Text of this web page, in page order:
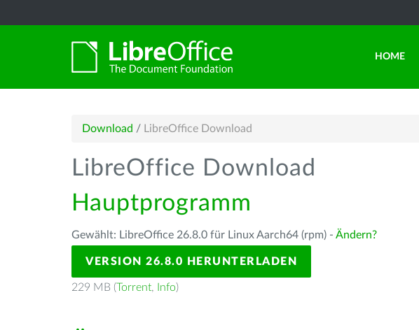
HOME
Download / LibreOffice Download
LibreOffice Download
Hauptprogramm
Gewählt: LibreOffice 26.8.0 für Linux Aarch64 (rpm) - Ändern?
VERSION 26.8.0 HERUNTERLADEN
229 MB (Torrent, Info)